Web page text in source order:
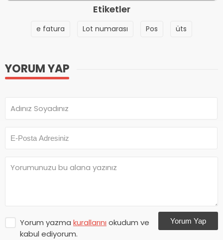
Etiketler
e fatura Lot numarası Pos üts
YORUM YAP
Yorum yazma kurallarını okudum ve
kabul ediyorum.
Yorum Yap